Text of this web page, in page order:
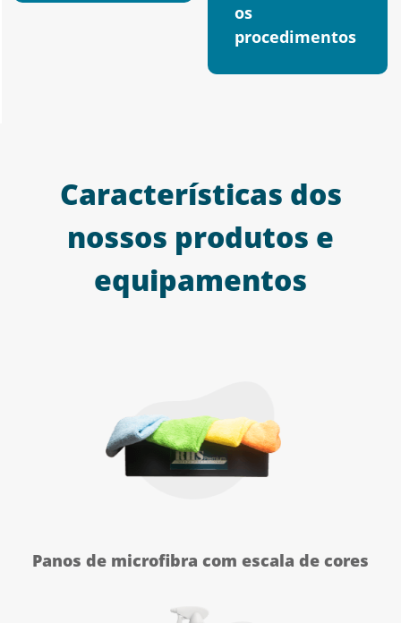
os
procedimentos
Características dos
nossos produtos e
equipamentos
Panos de microfibra com escala de cores